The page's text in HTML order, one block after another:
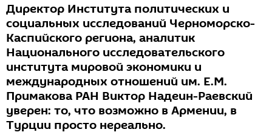
Директор Института политических и
социальных исследований Черноморско-
Каспийского региона, аналитик
Национального исследовательского
института мировой экономики и
международных отношений им. Е.М.
Примакова РАН Виктор Надеин-Раевский
уверен: то, что возможно в Армении, в
Турции просто нереально.